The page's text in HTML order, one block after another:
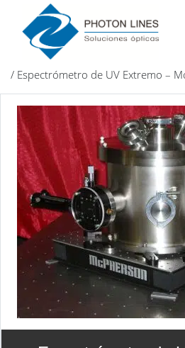
Instrumentación científica
/ Espectrómetro de UV Extremo –